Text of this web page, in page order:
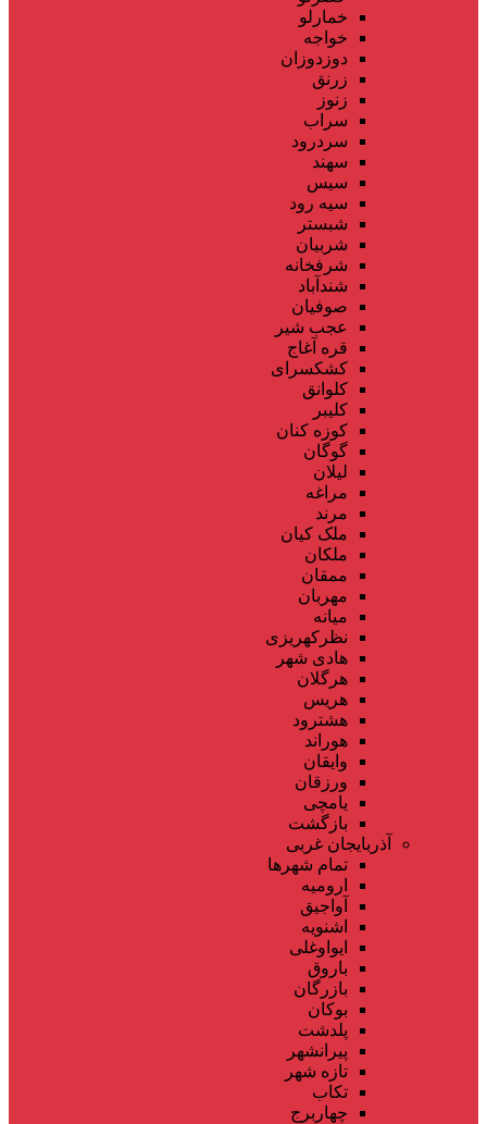
خمارلو
خواجه
دوزدوزان
زرنق
زنوز
سراب
سردرود
سهند
سیس
سیه رود
شبستر
شربیان
شرفخانه
شندآباد
صوفیان
عجب شیر
قره آغاج
کشکسرای
کلوانق
کلیبر
کوزه کنان
گوگان
لیلان
مراغه
مرند
ملک کیان
ملکان
ممقان
مهربان
میانه
نظرکهریزی
هادی شهر
هرگلان
هریس
هشترود
هوراند
وایقان
ورزقان
یامچی
بازگشت
آذربایجان غربی
تمام شهر‌ها
ارومیه
آواجیق
اشنویه
ایواوغلی
باروق
بازرگان
بوکان
پلدشت
پیرانشهر
تازه شهر
تکاب
چهاربرج